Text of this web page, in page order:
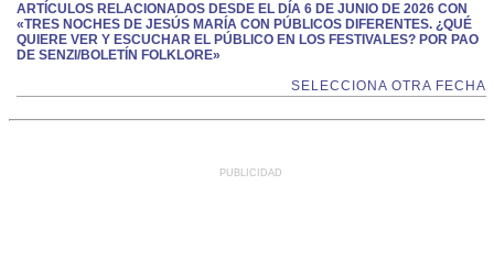
ARTÍCULOS RELACIONADOS DESDE EL DÍA 6 DE JUNIO DE 2026 CON
«TRES NOCHES DE JESÚS MARÍA CON PÚBLICOS DIFERENTES. ¿QUÉ
QUIERE VER Y ESCUCHAR EL PÚBLICO EN LOS FESTIVALES? POR PAO
DE SENZI/BOLETÍN FOLKLORE»
SELECCIONA OTRA FECHA
PUBLICIDAD